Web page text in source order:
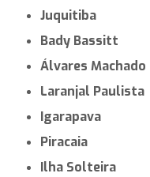
Juquitiba
Bady Bassitt
Álvares Machado
Laranjal Paulista
Igarapava
Piracaia
Ilha Solteira